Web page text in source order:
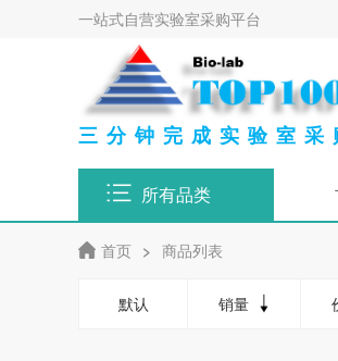
一站式自营实验室采购平台
三分钟完成实验室采
所有品类
首页 > 商品列表
默认 销量